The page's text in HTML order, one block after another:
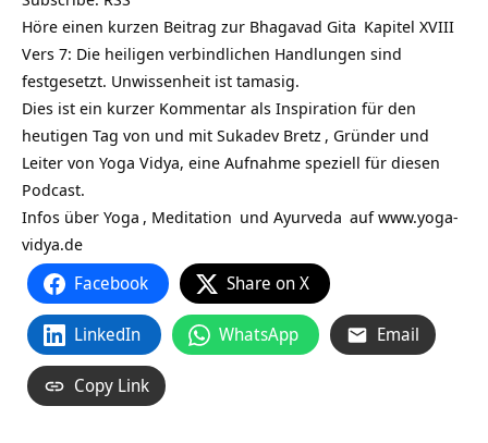
Höre einen kurzen Beitrag zur Bhagavad Gita Kapitel XVIII
Vers 7: Die heiligen verbindlichen Handlungen sind
festgesetzt. Unwissenheit ist tamasig.
Dies ist ein kurzer Kommentar als Inspiration für den
heutigen Tag von und mit Sukadev Bretz , Gründer und
Leiter von Yoga Vidya, eine Aufnahme speziell für diesen
Podcast.
Infos über Yoga , Meditation und Ayurveda aufwww.yoga-
vidya.de
Facebook Share on X
LinkedIn WhatsApp Email
Copy Link